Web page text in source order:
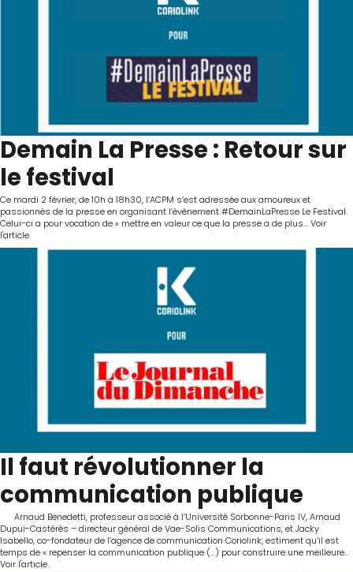
Demain La Presse : Retour sur
le festival
Ce mardi 2 février, de 10h à 18h30, l’ACPM s’est adressée aux amoureux et
passionnés de la presse en organisant l’évènement #DemainLaPresse Le Festival.
Celui-ci a pour vocation de « mettre en valeur ce que la presse a de plus...Voir
l'article
Il faut révolutionner la
communication publique
Arnaud Benedetti, professeur associé à l’Université Sorbonne-Paris IV, Arnaud
Dupui-Castérès – directeur général de Vae-Solis Communications, et Jacky
Isabello, co-fondateur de l’agence de communication Coriolink, estiment qu’il est
temps de « repenser la communication publique (…) pour construire une meilleure...
Voir l'article